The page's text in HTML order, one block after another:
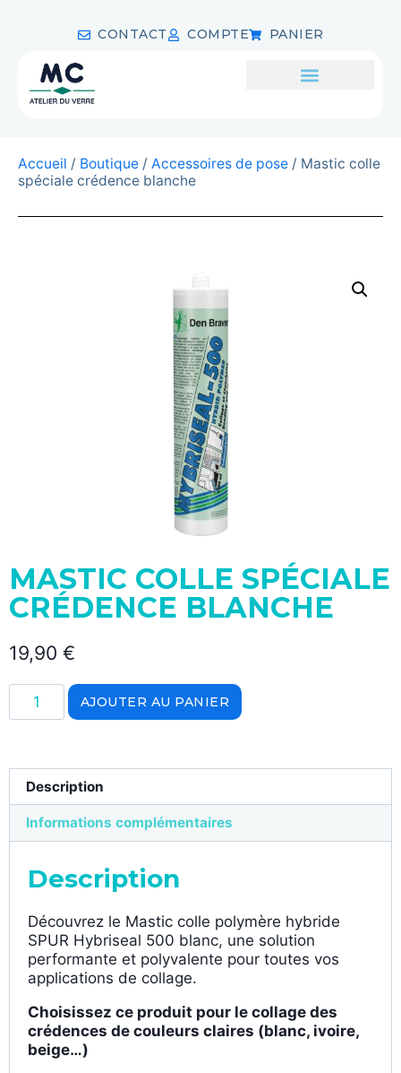
CONTACT COMPTE PANIER
Accueil / Boutique / Accessoires de pose / Mastic colle
spéciale crédence blanche
MASTIC COLLE SPÉCIALE
CRÉDENCE BLANCHE
19,90 €
AJOUTER AU PANIER
Description
Informations complémentaires
Description
Découvrez le Mastic colle polymère hybride
SPUR Hybriseal 500 blanc, une solution
performante et polyvalente pour toutes vos
applications de collage.
Choisissez ce produit pour le collage des
crédences de couleurs claires (blanc, ivoire,
beige…)